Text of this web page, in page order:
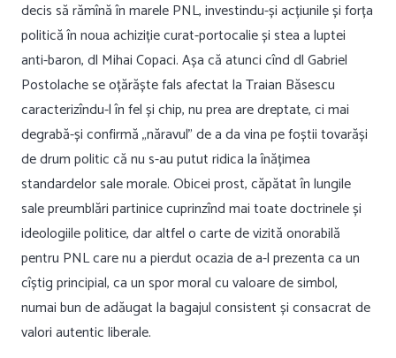
decis să rămînă în marele PNL, investindu-și acțiunile și forța
politică în noua achiziție curat-portocalie și stea a luptei
anti-baron, dl Mihai Copaci. Așa că atunci cînd dl Gabriel
Postolache se oțărăște fals afectat la Traian Băsescu
caracterizîndu-l în fel și chip, nu prea are dreptate, ci mai
degrabă-și confirmă „năravul” de a da vina pe foștii tovarăși
de drum politic că nu s-au putut ridica la înățimea
standardelor sale morale. Obicei prost, căpătat în lungile
sale preumblări partinice cuprinzînd mai toate doctrinele și
ideologiile politice, dar altfel o carte de vizită onorabilă
pentru PNL care nu a pierdut ocazia de a-l prezenta ca un
cîștig principial, ca un spor moral cu valoare de simbol,
numai bun de adăugat la bagajul consistent și consacrat de
valori autentic liberale.